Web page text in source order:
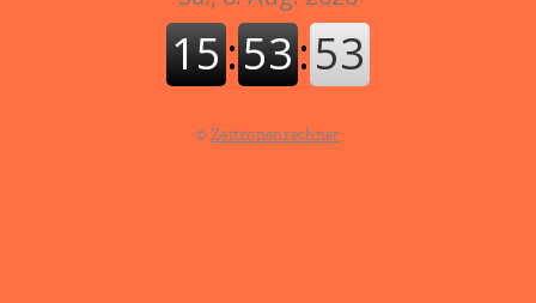
©Zeitzonenrechner